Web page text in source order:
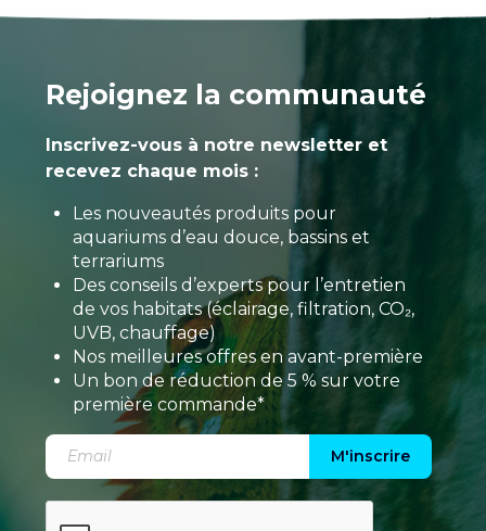
Rejoignez la communauté
Inscrivez-vous à notre newsletter et
recevez chaque mois :
Les nouveautés produits pour
aquariums d’eau douce, bassins et
terrariums
Des conseils d’experts pour l’entretien
de vos habitats (éclairage, filtration, CO₂,
UVB, chauffage)
Nos meilleures offres en avant-première
Un bon de réduction de 5 % sur votre
première commande*
M'inscrire